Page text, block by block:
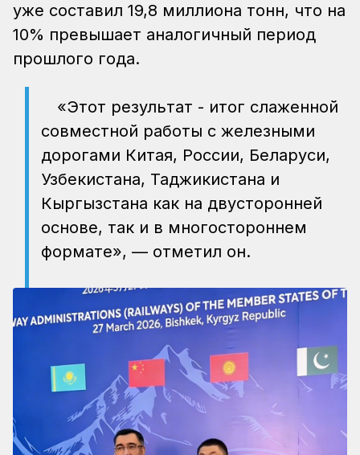
уже составил 19,8 миллиона тонн, что на
10% превышает аналогичный период
прошлого года.
«Этот результат - итог слаженной
совместной работы с железными
дорогами Китая, России, Беларуси,
Узбекистана, Таджикистана и
Кыргызстана как на двусторонней
основе, так и в многостороннем
формате», — отметил он.